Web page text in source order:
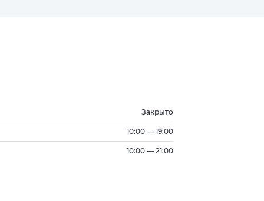
Закрыто
10:00 — 19:00
10:00 — 21:00